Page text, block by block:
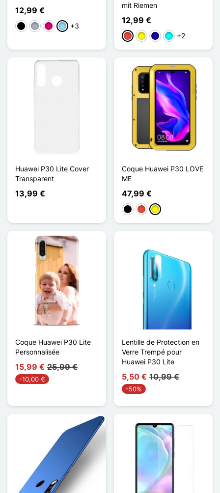
12,99 €
Schwarz
GrauMagenta
Hellblau
+3
mit Riemen
12,99 €
Rot GelbDunkelblau
Cyan+2
Huawei P30 Lite Cover
Transparent
13,99 €
Coque Huawei P30 LOVE
ME
47,99 €
Schwarz
Rot Gelb
Coque Huawei P30 Lite
Personnalisée
15,99 € 25,99 €
-10,00 €
Lentille de Protection en
Verre Trempé pour
Huawei P30 Lite
5,50 € 10,99 €
-50%